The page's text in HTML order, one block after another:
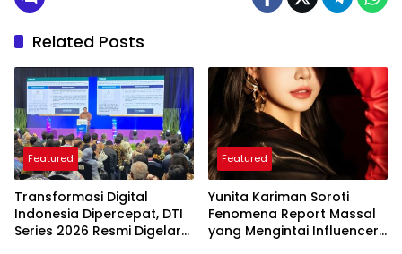
Related Posts
Featured
Transformasi Digital
Indonesia Dipercepat, DTI
Series 2026 Resmi Digelar
Featured
Yunita Kariman Soroti
Fenomena Report Massal
yang Mengintai Influencer,